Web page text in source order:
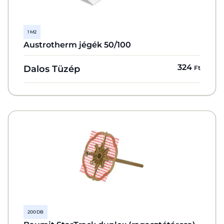
1 M2
Austrotherm jégék 50/100
Dalos Tüzép 324 Ft
200 DB